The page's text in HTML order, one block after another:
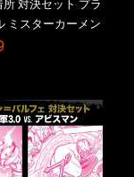
所 対決セット プラ
ミスターカーメン
ン Jr. 2.0 ケース
分】2026/10/30 一